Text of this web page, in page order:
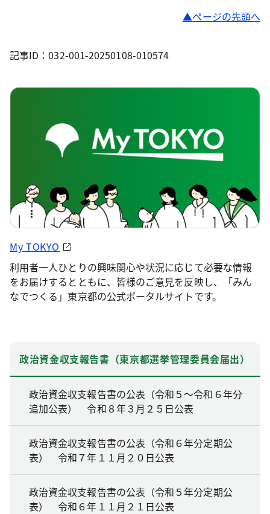
ページの先頭へ
記事ID：032-001-20250108-010574
My TOKYO
利用者一人ひとりの興味関心や状況に応じて必要な情報
をお届けするとともに、皆様のご意見を反映し、「みん
なでつくる」東京都の公式ポータルサイトです。
政治資金収支報告書（東京都選挙管理委員会届出）
政治資金収支報告書の公表（令和５～令和６年分
追加公表） 令和８年３月２５日公表
政治資金収支報告書の公表（令和６年分定期公
表） 令和７年１１月２０日公表
政治資金収支報告書の公表（令和５年分定期公
表） 令和６年１１月２１日公表